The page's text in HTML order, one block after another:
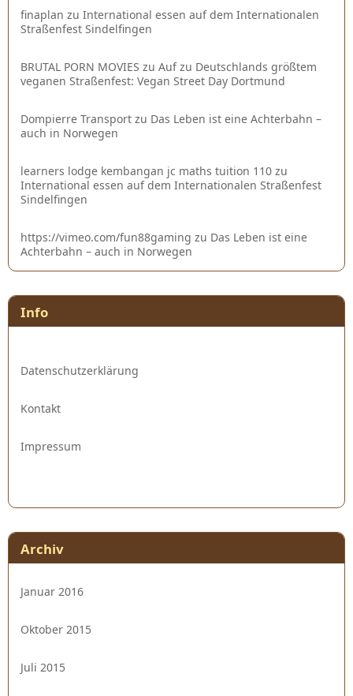
finaplan zu International essen auf dem Internationalen
Straßenfest Sindelfingen
BRUTAL PORN MOVIES zu Auf zu Deutschlands größtem
veganen Straßenfest: Vegan Street Day Dortmund
Dompierre Transport zu Das Leben ist eine Achterbahn –
auch in Norwegen
learners lodge kembangan jc maths tuition 110 zu
International essen auf dem Internationalen Straßenfest
Sindelfingen
https://vimeo.com/fun88gaming zu Das Leben ist eine
Achterbahn – auch in Norwegen
Info
Datenschutzerklärung
Kontakt
Impressum
Archiv
Januar 2016
Oktober 2015
Juli 2015